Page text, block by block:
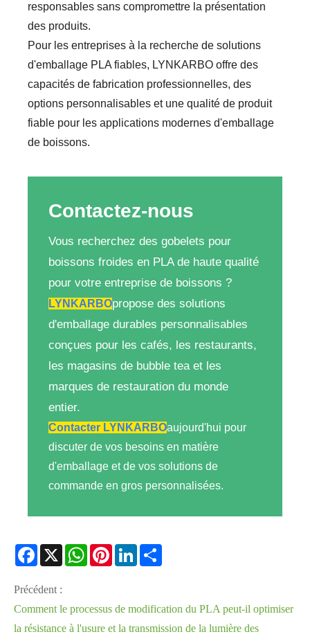
responsables sans compromettre la présentation
des produits.
Pour les entreprises à la recherche de solutions
d'emballage PLA fiables, LYNKARBO offre des
capacités de fabrication professionnelles, des
options personnalisables et une qualité de produit
fiable pour les applications modernes d'emballage
de boissons.
Contactez-nous
Vous recherchez des gobelets pour
boissons froides en PLA de haute qualité
pour votre entreprise de boissons ?
LYNKARBOpropose des solutions
d'emballage durables personnalisables
conçues pour les cafés, les restaurants,
les magasins de bubble tea et les
marques de restauration du monde
entier.
Contacter LYNKARBOaujourd'hui pour
discuter de vos besoins en matière
d'emballage et de vos solutions de
commande en gros personnalisées.
Facebook
X WhatsAppPinterestLinkedIn
Précédent :
Comment le processus de modification du PLA peut-il optimiser
la résistance à l'usure et la transmission de la lumière des